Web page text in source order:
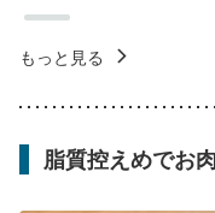
もっと見る
脂質控えめでお